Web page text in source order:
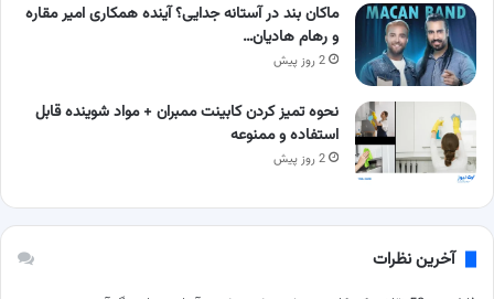
ماکان بند در آستانه جدایی؟ آینده همکاری امیر مقاره
و رهام هادیان…
2 روز پیش
نحوه تمیز کردن کابینت ممبران + مواد شوینده قابل
استفاده و ممنوعه
2 روز پیش
آخرین نظرات